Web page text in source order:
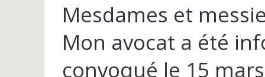
Mesdames et
Mon avocat a été
convoqué le 15